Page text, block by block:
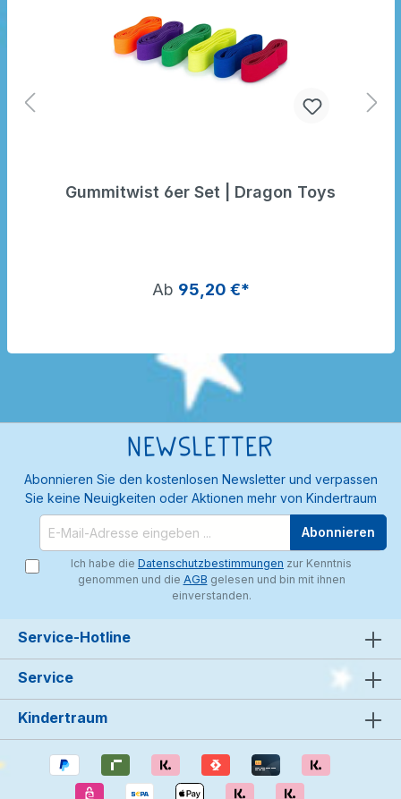
Gummitwist 6er Set | Dragon Toys
Ab 95,20 €*
Newsletter
Abonnieren Sie den kostenlosen Newsletter und verpassen
Sie keine Neuigkeiten oder Aktionen mehr von Kindertraum
Abonnieren
Ich habe die Datenschutzbestimmungen zur Kenntnis
genommen und die AGB gelesen und bin mit ihnen
einverstanden.
Service-Hotline
Service
Kindertraum